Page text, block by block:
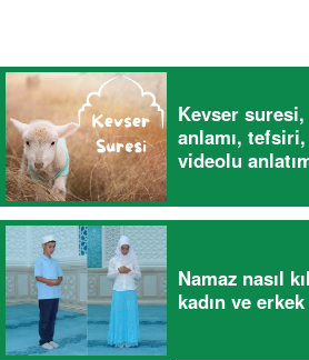
Kevser
anlamı, tefsiri,
videolu
Namaz nasıl
kadın ve erkek